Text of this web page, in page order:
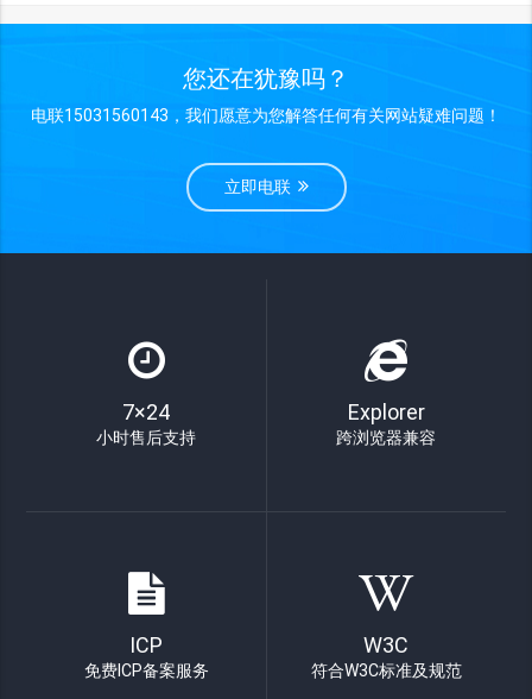
您还在犹豫吗？
电联15031560143，我们愿意为您解答任何有关网站疑难问题！
立即电联
7×24
小时售后支持
Explorer
跨浏览器兼容
ICP
免费ICP备案服务
W3C
符合W3C标准及规范